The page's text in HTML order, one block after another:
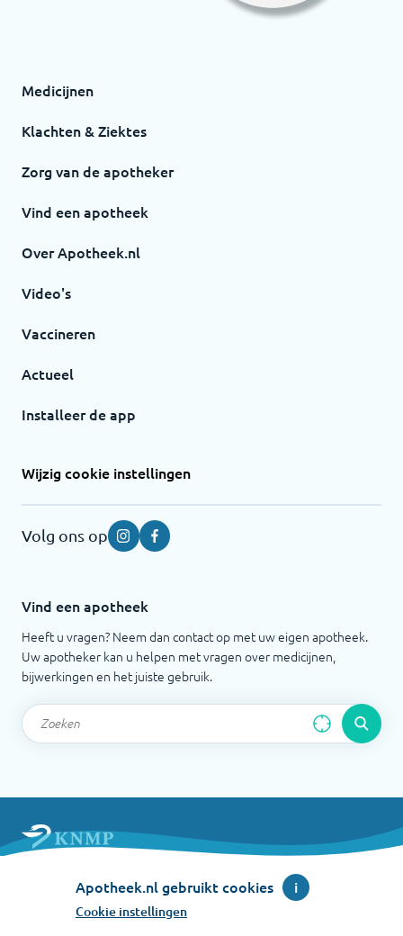
Medicijnen
Klachten & Ziektes
Zorg van de apotheker
Vind een apotheek
Over Apotheek.nl
Video's
Vaccineren
Actueel
Installeer de app
Wijzig cookie instellingen
Volg ons op InstagramFacebook
Vind een apotheek
Heeft u vragen? Neem dan contact op met uw eigen apotheek.
Uw apotheker kan u helpen met vragen over medicijnen,
bijwerkingen en het juiste gebruik.
Nederlandse Maatschappij ter bevordering der
Pharmacie
Apotheek.nl gebruikt cookies i
Cookie instellingen